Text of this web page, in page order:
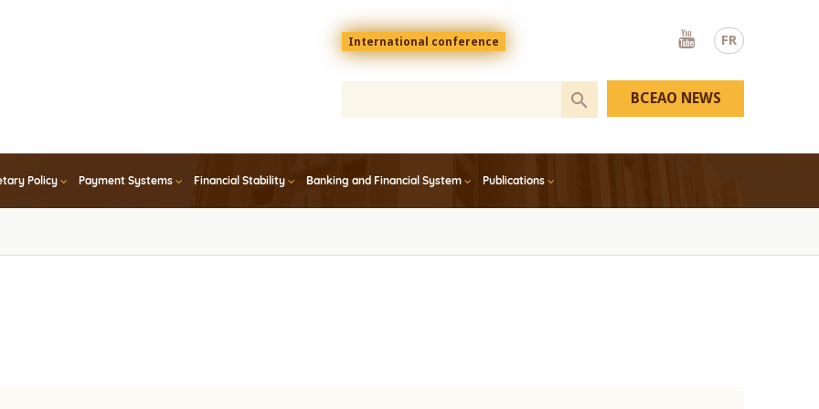
FR
Menu
top
En
International conference
Youtube
Policy Payment Systems Financial Stability Banking and Financial System Publications
BCEAO NEWS